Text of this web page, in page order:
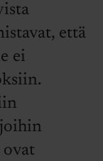
että
ei
ovat